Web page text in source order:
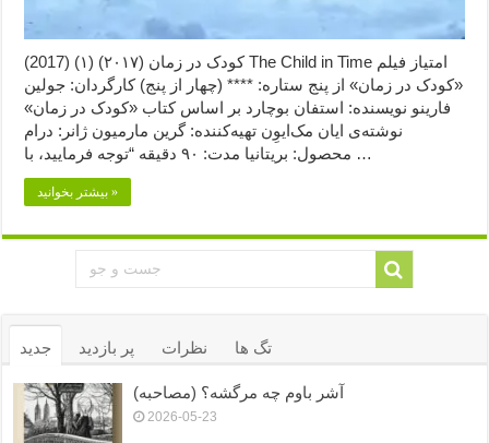
کودک در زمان (۲۰۱۷) (۱) (2017) The Child in Time امتیاز فیلم
«کودک در زمان» از پنج ستاره: **** (چهار از پنج) کارگردان: جولین
فارینو نویسنده: استفان بوچارد بر اساس کتاب «کودک در زمان»
نوشته‌ی ایان مک‌ایوِن تهیه‌کننده: گرین مارمیون ژانر: درام
محصول: بریتانیا مدت: ۹۰ دقیقه “توجه فرمایید،‌ با …
بیشتر بخوانید »
جدید پر بازدید نظرات تگ ها
آشر باوم چه مرگشه؟ (مصاحبه)
2026-05-23